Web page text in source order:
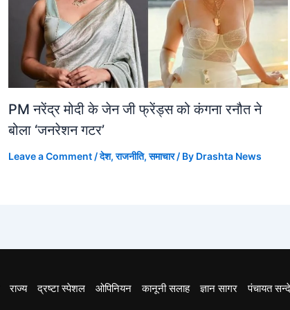
PM नरेंद्र मोदी के जेन जी फ्रेंड्स को कंगना रनौत ने
बोला ‘जनरेशन गटर’
Leave a Comment /देश,राजनीति,समाचार/ By Drashta News
राज्य द्रष्टा स्पेशल ओपिनियन कानूनी सलाह ज्ञान सागर पंचायत